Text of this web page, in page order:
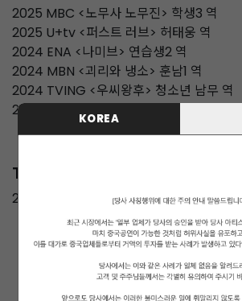
KOREA
2025 MBC <노무사 노무진> 학생3 역
2025 U+tv <퍼스트 러브> 허태웅 역
2024 ENA <나미브> 연습생2 역
2024 MBN <괴리와 냉소> 훈남1 역
2024 TVING <우씨왕후> 청소년 남무 역
2022 웹드라마 <무장해제 로맨스> 조단 역
TV
2023 Mnet 'BOYS PLANET'